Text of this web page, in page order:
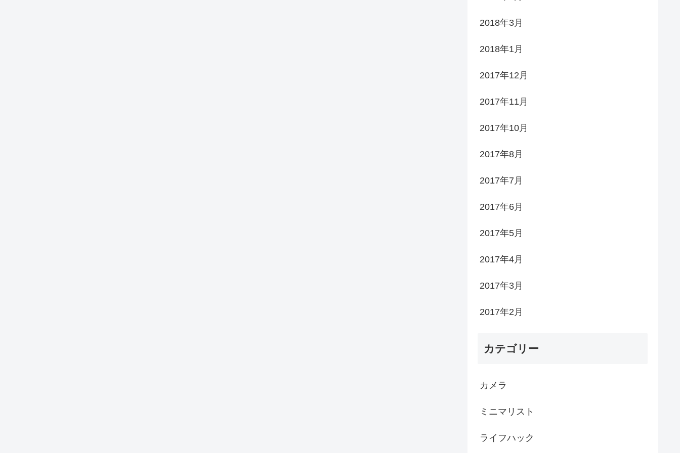
2018年3月
2018年1月
2017年12月
2017年11月
2017年10月
2017年8月
2017年7月
2017年6月
2017年5月
2017年4月
2017年3月
2017年2月
カテゴリー
カメラ
ミニマリスト
ライフハック